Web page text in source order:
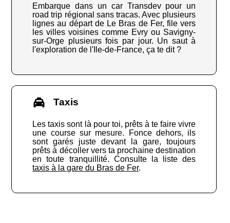
Embarque dans un car Transdev pour un
road trip régional sans tracas. Avec plusieurs
lignes au départ de Le Bras de Fer, file vers
les villes voisines comme Evry ou Savigny-
sur-Orge plusieurs fois par jour. Un saut à
l'exploration de l'Ile-de-France, ça te dit ?
Taxis
Les taxis sont là pour toi, prêts à te faire vivre
une course sur mesure. Fonce dehors, ils
sont garés juste devant la gare, toujours
prêts à décoller vers ta prochaine destination
en toute tranquillité. Consulte la liste des
taxis à la gare du Bras de Fer.